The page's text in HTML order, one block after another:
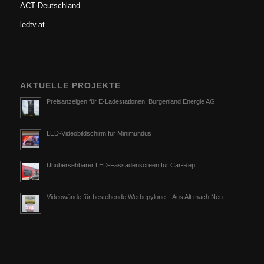
ACT Deutschland
ledtv.at
AKTUELLE PROJEKTE
Preisanzeigen für E-Ladestationen: Burgenland Energie AG
LED-Videobildschirm für Minimundus
Unübersehbarer LED-Fassadenscreen für Car-Rep
Videowände für bestehende Werbepylone – Aus Alt mach Neu